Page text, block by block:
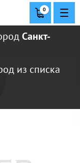
Санкт-
из списка
0